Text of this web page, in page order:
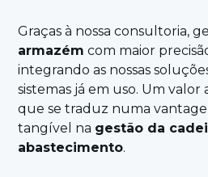
Graças à nossa consultoria,
armazém com maior
integrando as nossas
sistemas já em uso. Um
que se traduz numa
tangível na gestão da
abastecimento.